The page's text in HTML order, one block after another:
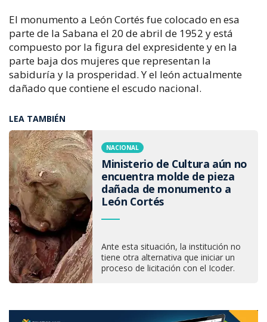
El monumento a León Cortés fue colocado en esa
parte de la Sabana el 20 de abril de 1952 y está
compuesto por la figura del expresidente y en la
parte baja dos mujeres que representan la
sabiduría y la prosperidad. Y el león actualmente
dañado que contiene el escudo nacional.
LEA TAMBIÉN
NACIONAL
Ministerio de Cultura aún no
encuentra molde de pieza
dañada de monumento a
León Cortés
Ante esta situación, la institución no
tiene otra alternativa que iniciar un
proceso de licitación con el Icoder.